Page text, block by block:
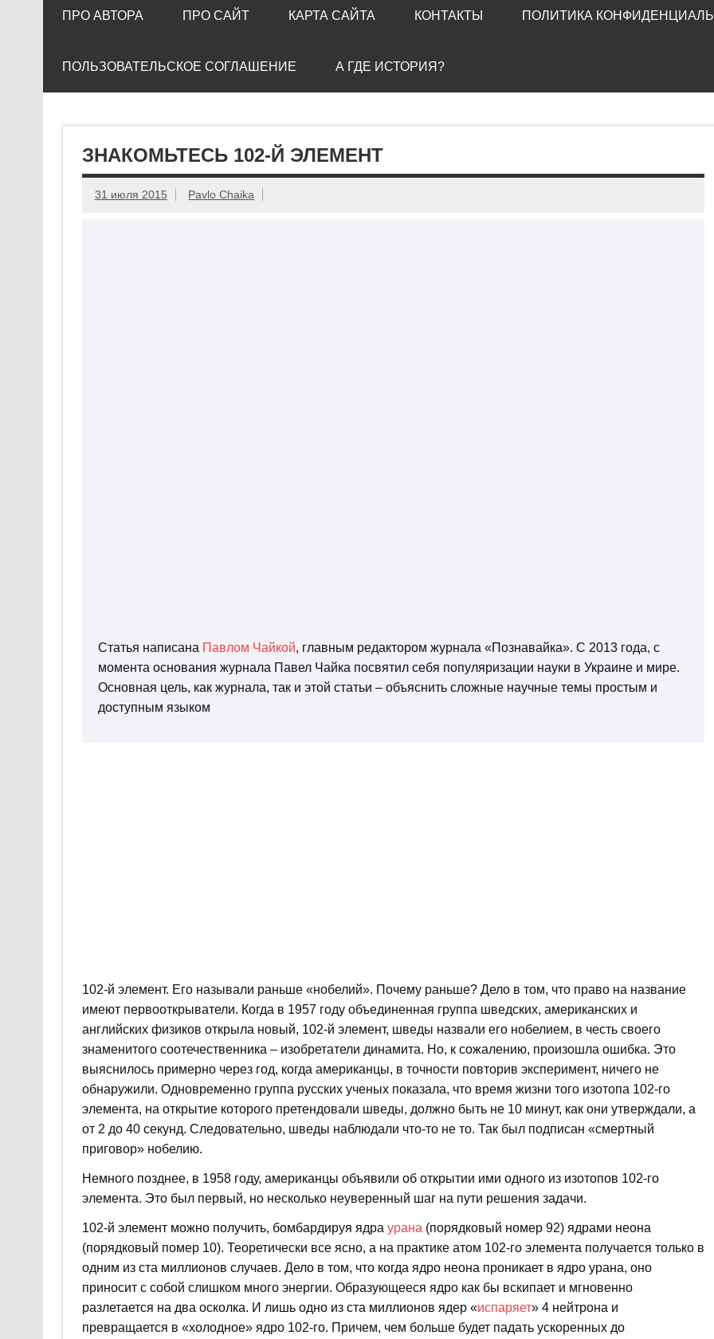
ПРО АВТОРА ПРО САЙТ КАРТА САЙТА КОНТАКТЫ ПОЛИТИКА
ПОЛЬЗОВАТЕЛЬСКОЕ СОГЛАШЕНИЕ А ГДЕ ИСТОРИЯ?
ЗНАКОМЬТЕСЬ 102-Й ЭЛЕМЕНТ
31 июля 2015 Pavlo Chaika
Статья написана Павлом Чайкой, главным редактором журнала «Познавайка». С 2013 года, с
момента основания журнала Павел Чайка посвятил себя популяризации науки в Украине и мире.
Основная цель, как журнала, так и этой статьи – объяснить сложные научные темы простым и
доступным языком
102-й элемент. Его называли раньше «нобелий». Почему раньше? Дело в том, что право на название
имеют первооткрыватели. Когда в 1957 году объединенная группа шведских, американских и
английских физиков открыла новый, 102-й элемент, шведы назвали его нобелием, в честь своего
знаменитого соотечественника – изобретатели динамита. Но, к сожалению, произошла ошибка. Это
выяснилось примерно через год, когда американцы, в точности повторив эксперимент, ничего не
обнаружили. Одновременно группа русских ученых показала, что время жизни того изотопа 102-го
элемента, на открытие которого претендовали шведы, должно быть не 10 минут, как они утверждали, а
от 2 до 40 секунд. Следовательно, шведы наблюдали что-то не то. Так был подписан «смертный
приговор» нобелию.
Немного позднее, в 1958 году, американцы объявили об открытии ими одного из изотопов 102-го
элемента. Это был первый, но несколько неуверенный шаг на пути решения задачи.
102-й элемент можно получить, бомбардируя ядра урана (порядковый номер 92) ядрами неона
(порядковый помер 10). Теоретически все ясно, а на практике атом 102-го элемента получается только в
одним из ста миллионов случаев. Дело в том, что когда ядро неона проникает в ядро урана, оно
приносит с собой слишком много энергии. Образующееся ядро как бы вскипает и мгновенно
разлетается на два осколка. И лишь одно из ста миллионов ядер «испаряет» 4 нейтрона и
превращается в «холодное» ядро 102-го. Причем, чем больше будет падать ускоренных до